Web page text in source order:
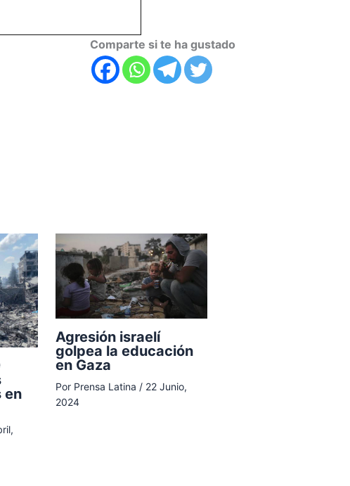
Comparte si te ha gustado
en
Agresión israelí
golpea la educación
en Gaza
Por Prensa Latina / 22 Junio,
2024